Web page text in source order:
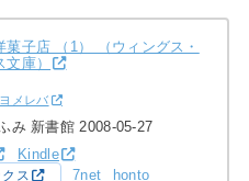
菓子店 （1） （ウィングス・
庫）
ヨメレバ
み 新書館 2008-05-27
Kindle
ス 7net honto